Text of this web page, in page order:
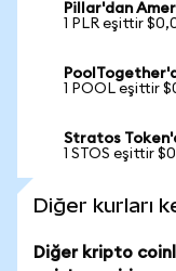
Pillar'dan
1 PLR eşittir
1 POOL eşittir
Stratos
1 STOS eşittir
Diğer kurları
Diğer kripto